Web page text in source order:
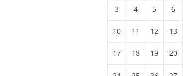
3 4 5 6
10 11 12 13
17 18 19 20